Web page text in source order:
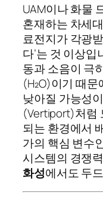
UAM이나 화물
혼재하는 차세
료전지가 각광
다’는 것 이상
동과 소음이 극
(H₂O)이기 때
낮아질 가능성
(Vertiport)처럼
되는 환경에서
가의 핵심 변수
시스템의 경쟁
화성에서도 두